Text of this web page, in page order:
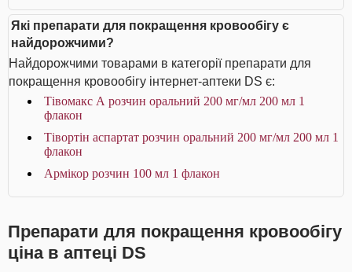
Які препарати для покращення кровообігу є
найдорожчими?
Найдорожчими товарами в категорії препарати для
покращення кровообігу інтернет-аптеки DS є:
Тівомакс А розчин оральний 200 мг/мл 200 мл 1
флакон
Тівортін аспартат розчин оральний 200 мг/мл 200 мл 1
флакон
Армікор розчин 100 мл 1 флакон
Препарати для покращення кровообігу
ціна в аптеці DS